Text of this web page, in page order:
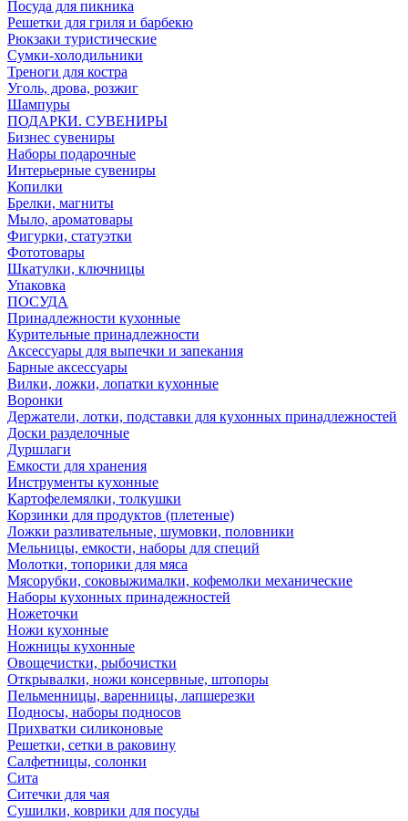
Посуда для пикника
Решетки для гриля и барбекю
Рюкзаки туристические
Сумки-холодильники
Треноги для костра
Уголь, дрова, розжиг
Шампуры
ПОДАРКИ. СУВЕНИРЫ
Бизнес сувениры
Наборы подарочные
Интерьерные сувениры
Копилки
Брелки, магниты
Мыло, ароматовары
Фигурки, статуэтки
Фототовары
Шкатулки, ключницы
Упаковка
ПОСУДА
Принадлежности кухонные
Курительные принадлежности
Аксессуары для выпечки и запекания
Барные аксессуары
Вилки, ложки, лопатки кухонные
Воронки
Держатели, лотки, подставки для кухонных принадлежностей
Доски разделочные
Дуршлаги
Емкости для хранения
Инструменты кухонные
Картофелемялки, толкушки
Корзинки для продуктов (плетеные)
Ложки разливательные, шумовки, половники
Мельницы, емкости, наборы для специй
Молотки, топорики для мяса
Мясорубки, соковыжималки, кофемолки механические
Наборы кухонных принадежностей
Ножеточки
Ножи кухонные
Ножницы кухонные
Овощечистки, рыбочистки
Открывалки, ножи консервные, штопоры
Пельменницы, варенницы, лапшерезки
Подносы, наборы подносов
Прихватки силиконовые
Решетки, сетки в раковину
Салфетницы, солонки
Сита
Ситечки для чая
Сушилки, коврики для посуды